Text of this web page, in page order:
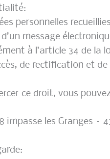
personnelles
message
à l’article 34 de la
de rectification et
ce droit, vous
impasse les Granges –